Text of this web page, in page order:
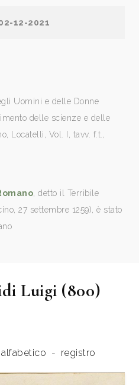
12-2021
Uomini e delle Donne
delle scienze e delle
Locatelli, Vol. I, tavv. f.t.,
, detto il Terribile
27 settembre 1259), è stato
Luigi (800)
alfabetico - registro